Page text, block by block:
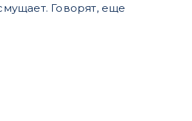
Говорят, еще